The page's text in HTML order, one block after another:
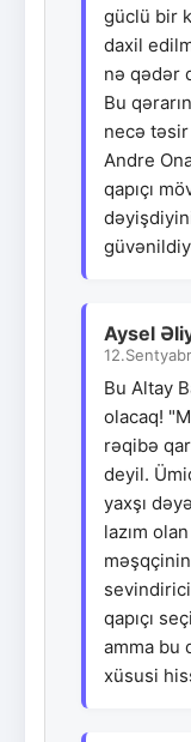
güclü bir
daxil
nə qədər
Bu
necə
Andre
qapıçı
Aysel
Bu Altay
olacaq!
rəqibə
deyil.
yaxşı
lazım
qapıçı
amma bu
xüsusi